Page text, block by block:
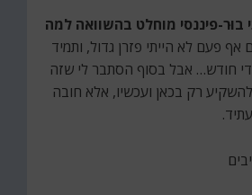
בוּר-פיננסי מוחלט בהשוואה למה
אף פעם לא הייתי פזרן גדול, ותמיד
חודש… אבל בסוף הסתבר לי שזה
רק בכאן ועכשיו, אלא חובה